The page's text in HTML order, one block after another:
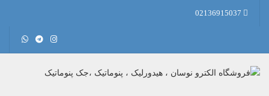
02136915037